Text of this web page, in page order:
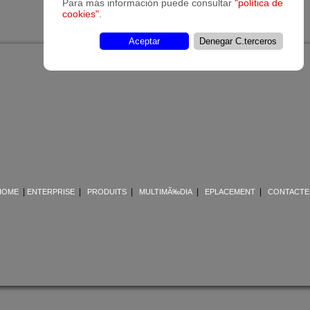
Para más información puede consultar "política de
cookies".
Denegar C.terceros
Aceptar
| ENTERPRISE| PRODUITS| MULTIMÃ‰DIA| EPLACEMENT|